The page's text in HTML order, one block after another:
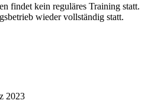
findet kein reguläres Training statt.
wieder vollständig statt.
2023